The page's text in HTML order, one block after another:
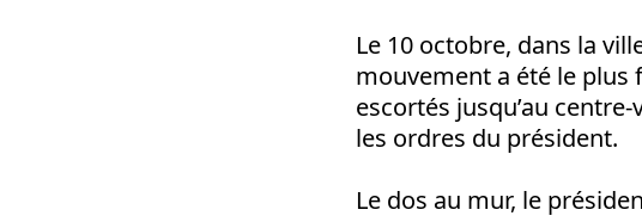
Le 10 octobre, dans la
mouvement a été le plus
escortés jusqu’au
les ordres du président.
Le dos au mur, le